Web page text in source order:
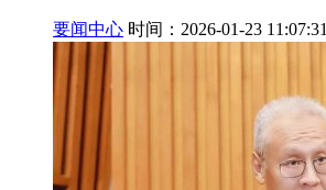
要闻中心 时间：2026-01-23 11:07:31